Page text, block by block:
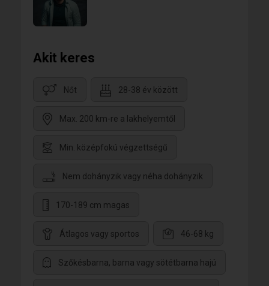
Akit keres
Nőt 28-38 év között
Max. 200 km-re a lakhelyemtől
Min. középfokú végzettségű
Nem dohányzik vagy néha dohányzik
170-189 cm magas
Átlagos vagy sportos 46-68 kg
Szőkésbarna, barna vagy sötétbarna hajú